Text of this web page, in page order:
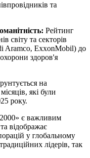
та
Рейтинг
світу та секторів
Aramco, ExxonMobil) до
охорони здоров'я
на
які були
року.
є важливим
відображає
у глобальному
лідерів, так